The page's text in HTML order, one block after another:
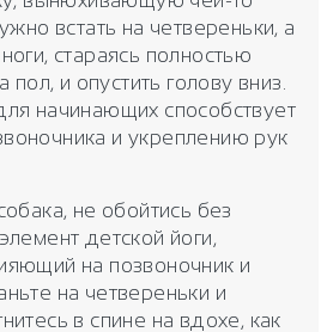
встать на четвереньки, а
стараясь полностью
пол, и опустить голову вниз.
начинающих способствует
и укреплению рук
не обойтись без
детской йоги,
на позвоночник и
на четвереньки и
в спине на вдохе, как